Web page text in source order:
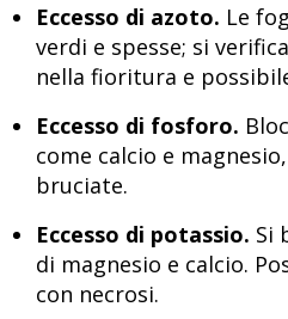
Eccesso di azoto. Le
verdi e spesse; si
nella fioritura e
Eccesso di fosforo.
come calcio e
bruciate.
Eccesso di potassio. Si
di magnesio e calcio.
con necrosi.